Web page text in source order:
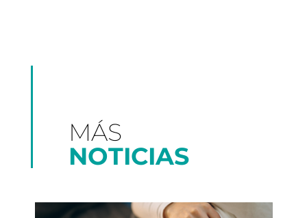
MÁS
NOTICIAS